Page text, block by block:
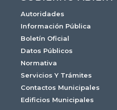
Autoridades
Información Pública
Boletín Oficial
Datos Públicos
Normativa
Servicios Y Trámites
Contactos Municipales
Edificios Municipales